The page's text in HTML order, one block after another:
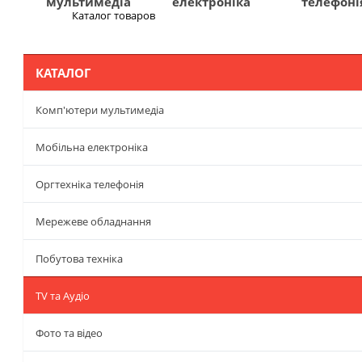
Каталог товаров
КАТАЛОГ
Комп'ютери мультимедіа
Мобільна електроніка
Оргтехніка телефонія
Мережеве обладнання
Побутова техніка
TV та Аудіо
Фото та відео